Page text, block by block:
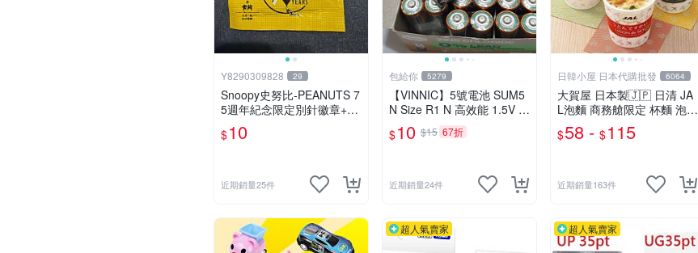
Y8290309828 29
Snoopy史努比-PEANUTS 7
5週年紀念限定別針徽章+卡
$10
近期銷量25件
包給你 5279
【VINNIC】5號電池 SUM5
N Size R1 N 高效能 1.5V 碳
鋅電池 鋅錳
$10 $15 67折
近期銷量24件
日韓小屋 日本代購批發 6064
大賀屋 日本製🇯🇵 日清 JA
L泡麵 商務艙限定 杯麵 泡麵
海鮮什錦 和風醬油拉麵 日
航 正版 J00051341
$58 - $115
近期銷量163件
超人氣賣家 超人氣賣家